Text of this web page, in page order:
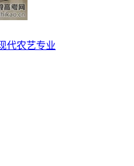
代农艺专业